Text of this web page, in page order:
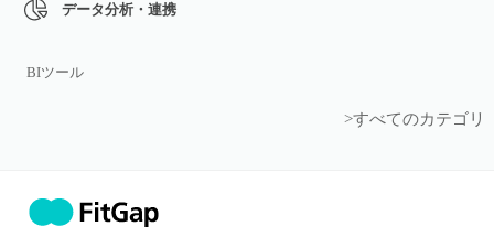
データ分析・連携
BIツール
>すべてのカテゴリ